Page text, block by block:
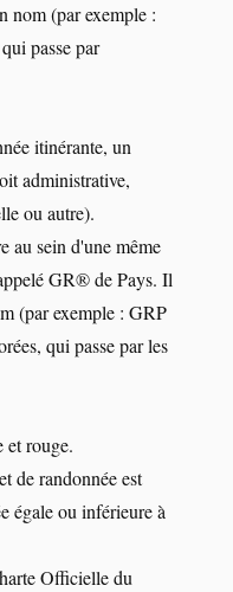
nom (par exemple :
passe par
itinérante, un
administrative,
ou autre).
au sein d'une même
GR® de Pays. Il
(par exemple : GRP
qui passe par les
et rouge.
de randonnée est
égale ou inférieure à
Officielle du